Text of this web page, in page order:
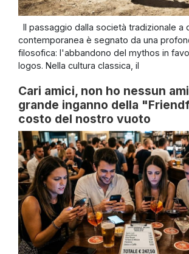
Il passaggio dalla società tradizionale a
contemporanea è segnato da una
filosofica: l'abbandono del mythos in
logos. Nella cultura classica, il
Cari amici, non ho nessun
grande inganno della
costo del nostro vuoto